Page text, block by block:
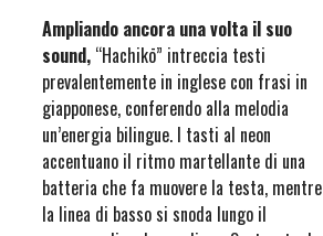
Ampliando ancora una volta il suo
sound, “Hachikō” intreccia testi
prevalentemente in inglese con frasi in
giapponese, conferendo alla melodia
un’energia bilingue. I tasti al neon
accentuano il ritmo martellante di una
batteria che fa muovere la testa, mentre
la linea di basso si snoda lungo il